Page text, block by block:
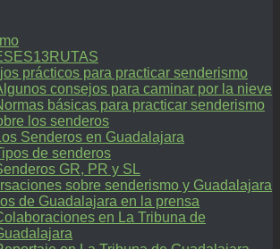
prácticos para practicar senderismo
consejos para caminar por la nieve
básicas para practicar senderismo
los senderos
Senderos en Guadalajara
de senderos
GR, PR y SL
sobre senderismo y Guadalajara
de Guadalajara en la prensa
en La Tribuna de